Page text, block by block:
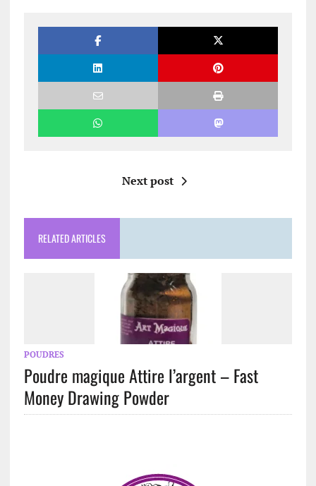
Next post
RELATED ARTICLES
POUDRES
Poudre magique Attire l’argent – Fast
Money Drawing Powder